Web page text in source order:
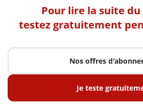
Pour lire la suite
testez gratuitement
Nos offres
Je teste